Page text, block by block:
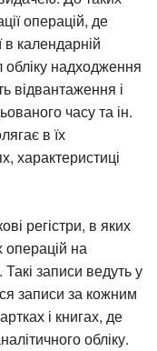
операцій, де
в календарній
обліку надходження
відвантаження і
часу та ін.
в їх
характеристиці
регістри, в яких
операцій на
записи ведуть у
записи за кожним
і книгах, де
обліку.